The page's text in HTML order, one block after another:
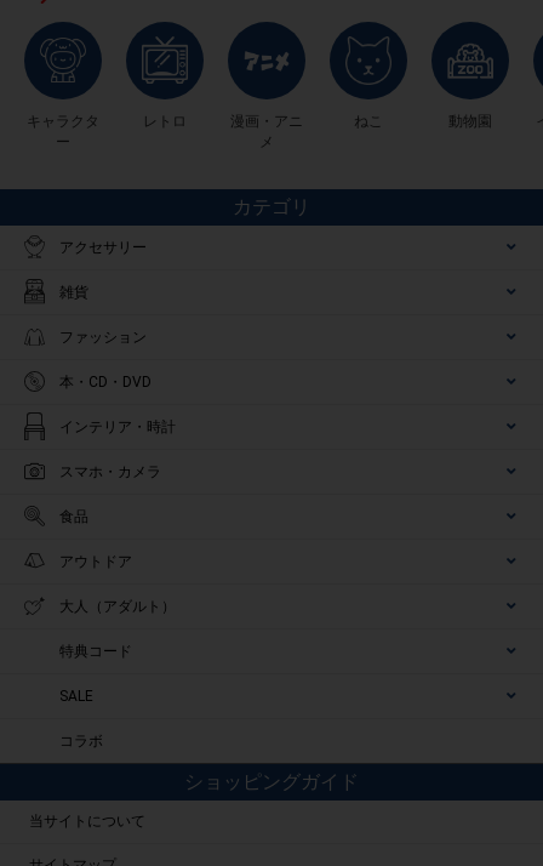
キャラクタ
ー
レトロ
漫画・アニ
メ
ねこ 動物園
カテゴリ
アクセサリー
雑貨
ファッション
本・CD・DVD
インテリア・時計
スマホ・カメラ
食品
アウトドア
大人（アダルト）
特典コード
SALE
コラボ
ショッピングガイド
当サイトについて